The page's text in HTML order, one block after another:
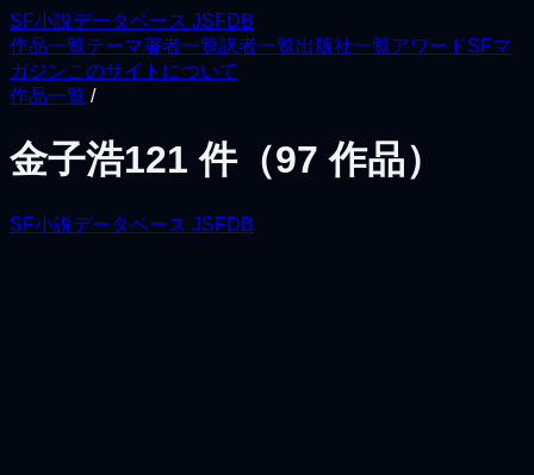
SF小説データベース JSFDB
作品一覧テーマ著者一覧訳者一覧出版社一覧アワードSFマ
ガジンこのサイトについて
作品一覧 /
金子浩121 件（97 作品）
SF小説データベース JSFDB